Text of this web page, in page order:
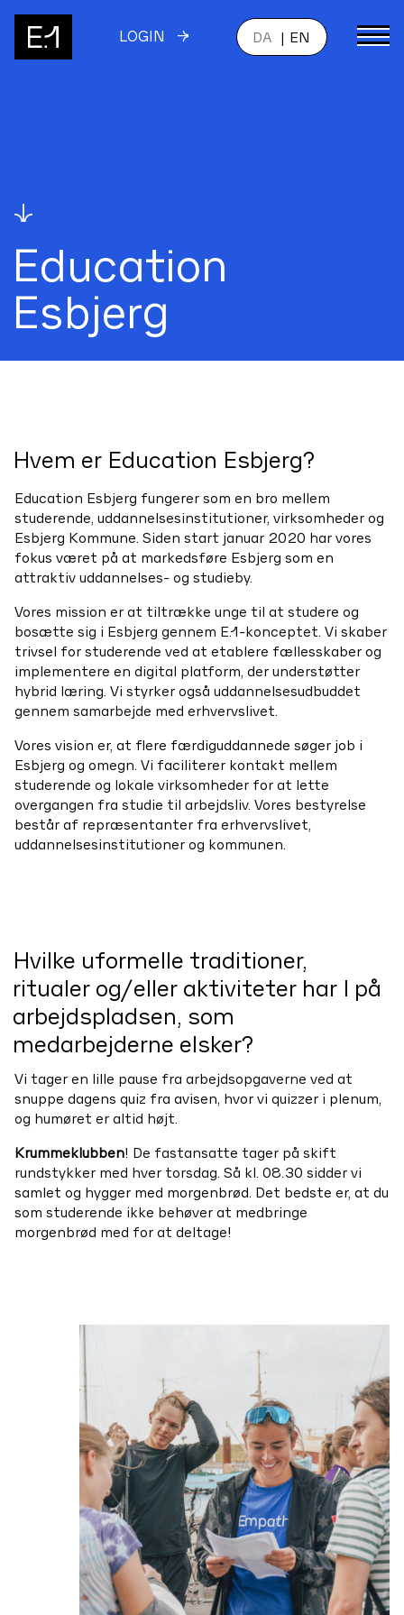
LOGIN DA EN
↓
Education
Esbjerg
Hvem er Education Esbjerg?
Education Esbjerg fungerer som en bro mellem
studerende, uddannelsesinstitutioner, virksomheder og
Esbjerg Kommune. Siden start januar 2020 har vores
fokus været på at markedsføre Esbjerg som en
attraktiv uddannelses- og studieby.
Vores mission er at tiltrække unge til at studere og
bosætte sig i Esbjerg gennem E.1-konceptet. Vi skaber
trivsel for studerende ved at etablere fællesskaber og
implementere en digital platform, der understøtter
hybrid læring. Vi styrker også uddannelsesudbuddet
gennem samarbejde med erhvervslivet.
Vores vision er, at flere færdiguddannede søger job i
Esbjerg og omegn. Vi faciliterer kontakt mellem
studerende og lokale virksomheder for at lette
overgangen fra studie til arbejdsliv. Vores bestyrelse
består af repræsentanter fra erhvervslivet,
uddannelsesinstitutioner og kommunen.
Hvilke uformelle traditioner,
ritualer og/eller aktiviteter har I på
arbejdspladsen, som
medarbejderne elsker?
Vi tager en lille pause fra arbejdsopgaverne ved at
snuppe dagens quiz fra avisen, hvor vi quizzer i plenum,
og humøret er altid højt.
Krummeklubben! De fastansatte tager på skift
rundstykker med hver torsdag. Så kl. 08.30 sidder vi
samlet og hygger med morgenbrød. Det bedste er, at du
som studerende ikke behøver at medbringe
morgenbrød med for at deltage!